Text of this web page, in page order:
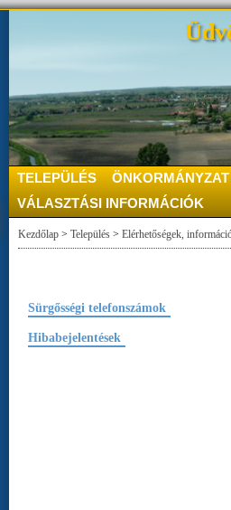
TELEPÜLÉS
ÖNKORMÁNYZAT
VÁLASZTÁSI INFORMÁCIÓK
Kezdőlap > Település > Elérhetőségek,
Sürgősségi telefonszámok
Hibabejelentések